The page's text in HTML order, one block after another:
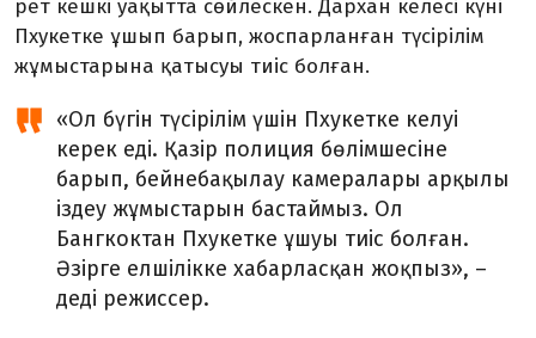
рет кешкі уақытта сөйлескен. Дархан келесі күні
Пхукетке ұшып барып, жоспарланған түсірілім
жұмыстарына қатысуы тиіс болған.
«Ол бүгін түсірілім үшін Пхукетке келуі
керек еді. Қазір полиция бөлімшесіне
барып, бейнебақылау камералары арқылы
іздеу жұмыстарын бастаймыз. Ол
Бангкоктан Пхукетке ұшуы тиіс болған.
Әзірге елшілікке хабарласқан жоқпыз», –
деді режиссер.